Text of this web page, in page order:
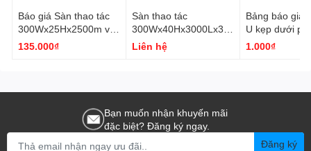
Báo giá Sàn thao tác
300Wx25Hx2500m vệ
sinh hệ thống điện mặt
135.000₫
Sàn thao tác
300Wx40Hx3000Lx3.0
t, Khung sắt V40 dầy
Liên hệ
Bảng báo giá
U kẹp dưới
lượng | Giá Sỉ
1.000₫
Bạn muốn nhận khuyến mãi
đặc biệt? Đăng ký ngay.
Đăng ký